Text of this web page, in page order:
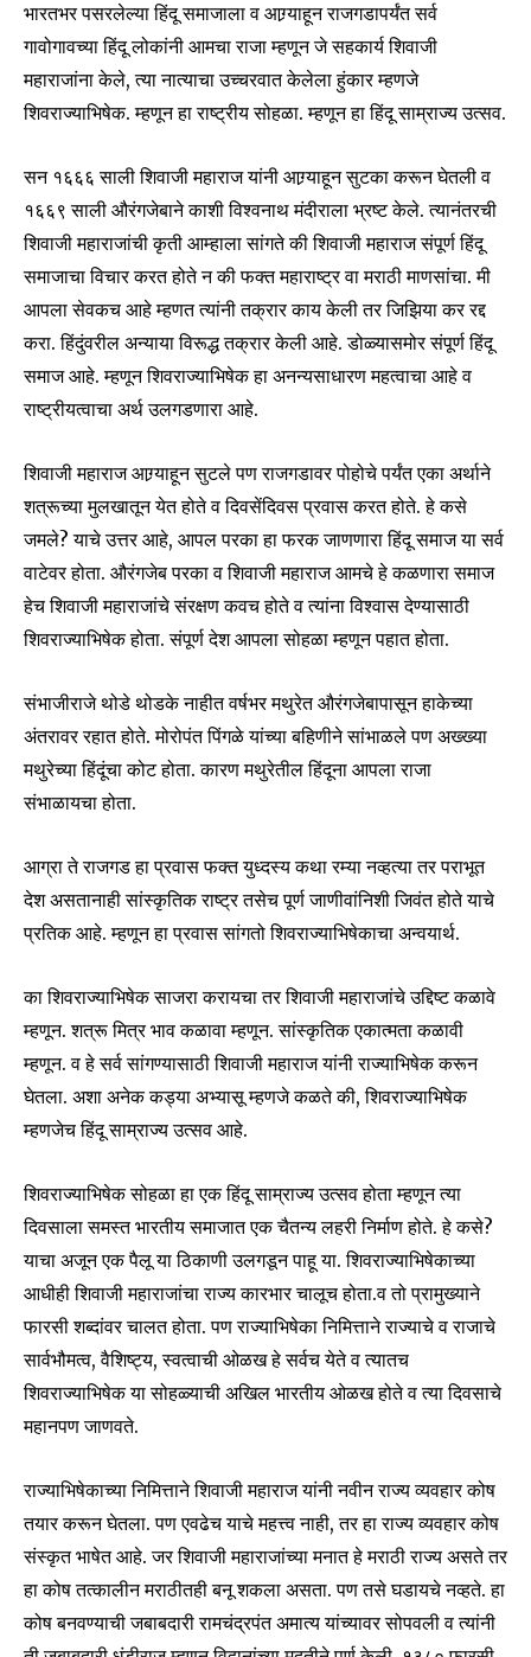
Join our community of
SUBSCRIBERS and be part of the
conversation.
To subscribe, simply enter your email address on our website
or click the subscribe button below. Don't worry, we respect
your privacy and won't spam your inbox. Your information is
safe with us.
SUBSCRIBE
I've read and accept thePrivacy Policy.
Fans Followers Followers
भारतभर पसरलेल्या हिंदू समाजाला व आग्र्याहून राजगडापर्यंत सर्व
गावोगावच्या हिंदू लोकांनी आमचा राजा म्हणून जे सहकार्य शिवाजी
महाराजांना केले, त्या नात्याचा उच्चरवात केलेला हुंकार म्हणजे
शिवराज्याभिषेक. म्हणून हा राष्ट्रीय सोहळा. म्हणून हा हिंदू साम्राज्य उत्सव.
सन १६६६ साली शिवाजी महाराज यांनी आग्र्याहून सुटका करून घेतली व
१६६९ साली औरंगजेबाने काशी विश्वनाथ मंदीराला भ्रष्ट केले. त्यानंतरची
शिवाजी महाराजांची कृती आम्हाला सांगते की शिवाजी महाराज संपूर्ण हिंदू
समाजाचा विचार करत होते न की फक्त महाराष्ट्र वा मराठी माणसांचा. मी
आपला सेवकच आहे म्हणत त्यांनी तक्रार काय केली तर जिझिया कर रद्द
करा. हिंदुंवरील अन्याया विरूद्ध तक्रार केली आहे. डोळ्यासमोर संपूर्ण हिंदू
समाज आहे. म्हणून शिवराज्याभिषेक हा अनन्यसाधारण महत्वाचा आहे व
राष्ट्रीयत्वाचा अर्थ उलगडणारा आहे.
शिवाजी महाराज आग्र्याहून सुटले पण राजगडावर पोहोचे पर्यंत एका अर्थाने
शत्रूच्या मुलखातून येत होते व दिवसेंदिवस प्रवास करत होते. हे कसे
जमले? याचे उत्तर आहे, आपल परका हा फरक जाणणारा हिंदू समाज या सर्व
वाटेवर होता. औरंगजेब परका व शिवाजी महाराज आमचे हे कळणारा समाज
हेच शिवाजी महाराजांचे संरक्षण कवच होते व त्यांना विश्वास देण्यासाठी
शिवराज्याभिषेक होता. संपूर्ण देश आपला सोहळा म्हणून पहात होता.
संभाजीराजे थोडे थोडके नाहीत वर्षभर मथुरेत औरंगजेबापासून हाकेच्या
अंतरावर रहात होते. मोरोपंत पिंगळे यांच्या बहिणीने सांभाळले पण अख्ख्या
मथुरेच्या हिंदूंचा कोट होता. कारण मथुरेतील हिंदूना आपला राजा
संभाळायचा होता.
आग्रा ते राजगड हा प्रवास फक्त युध्दस्य कथा रम्या नव्हत्या तर पराभूत
देश असतानाही सांस्कृतिक राष्ट्र तसेच पूर्ण जाणीवांनिशी जिवंत होते याचे
प्रतिक आहे. म्हणून हा प्रवास सांगतो शिवराज्याभिषेकाचा अन्वयार्थ.
का शिवराज्याभिषेक साजरा करायचा तर शिवाजी महाराजांचे उद्दिष्ट कळावे
म्हणून. शत्रू मित्र भाव कळावा म्हणून. सांस्कृतिक एकात्मता कळावी
म्हणून. व हे सर्व सांगण्यासाठी शिवाजी महाराज यांनी राज्याभिषेक करून
घेतला. अशा अनेक कड्या अभ्यासू म्हणजे कळते की, शिवराज्याभिषेक
म्हणजेच हिंदू साम्राज्य उत्सव आहे.
शिवराज्याभिषेक सोहळा हा एक हिंदू साम्राज्य उत्सव होता म्हणून त्या
दिवसाला समस्त भारतीय समाजात एक चैतन्य लहरी निर्माण होते. हे कसे?
याचा अजून एक पैलू या ठिकाणी उलगडून पाहू या. शिवराज्याभिषेकाच्या
आधीही शिवाजी महाराजांचा राज्य कारभार चालूच होता.व तो प्रामुख्याने
फारसी शब्दांवर चालत होता. पण राज्याभिषेका निमित्ताने राज्याचे व राजाचे
सार्वभौमत्व, वैशिष्ट्य, स्वत्वाची ओळख हे सर्वच येते व त्यातच
शिवराज्याभिषेक या सोहळ्याची अखिल भारतीय ओळख होते व त्या दिवसाचे
महानपण जाणवते.
राज्याभिषेकाच्या निमित्ताने शिवाजी महाराज यांनी नवीन राज्य व्यवहार कोष
तयार करून घेतला. पण एवढेच याचे महत्त्व नाही, तर हा राज्य व्यवहार कोष
संस्कृत भाषेत आहे. जर शिवाजी महाराजांच्या मनात हे मराठी राज्य असते तर
हा कोष तत्कालीन मराठीतही बनू शकला असता. पण तसे घडायचे नव्हते. हा
कोष बनवण्याची जबाबदारी रामचंद्रपंत अमात्य यांच्यावर सोपवली व त्यांनी